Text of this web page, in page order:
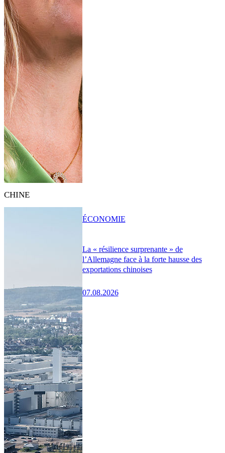
CHINE
La « résilience surprenante » de
l’Allemagne face à la forte hausse des
exportations chinoises
07.08.2026
ÉCONOMIE